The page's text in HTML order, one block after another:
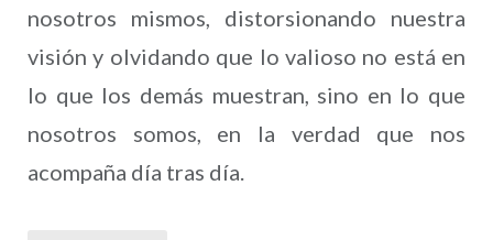
nosotros mismos, distorsionando nuestra
visión y olvidando que lo valioso no está en
lo que los demás muestran, sino en lo que
nosotros somos, en la verdad que nos
acompaña día tras día.